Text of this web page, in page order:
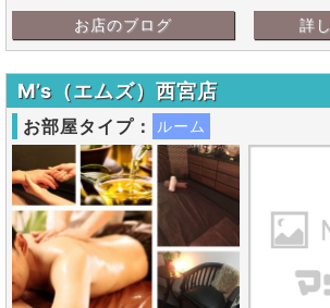
詳
お店のブログ
M’s（エムズ）西宮店
お部屋タイプ： ルーム